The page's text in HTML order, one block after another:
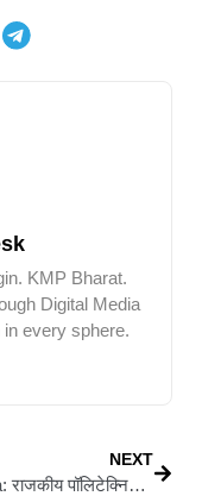
KMP Bharat.
Digital Media
every sphere.
NEXT
Saharsa: राजकीय पॉलिटेक्निक सहरसा में दीक्षारंभ कार्यक्रम का भव्य समापन